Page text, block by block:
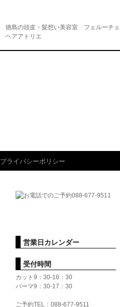
徳島の頭皮・髪想い美容室 フェルーチェ
ヘアアトリエ
プライバシーポリシー
営業日カレンダー
受付時間
カット9：30-18：30
パーマ9：30-17：30
ご予約TEL：088-677-9511